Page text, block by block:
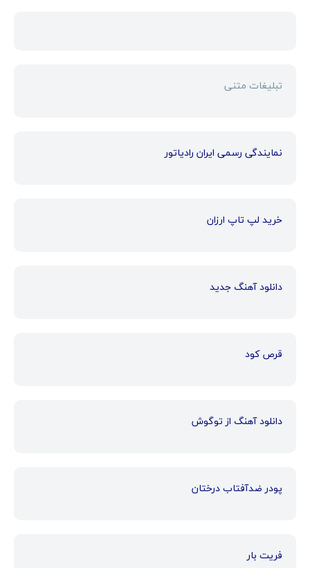
تبلیغات متنی
نمایندگی رسمی ایران رادیاتور
خرید لپ تاپ ارزان
دانلود آهنگ جدید
قرص کود
دانلود آهنگ از توگوش
پودر ضدآفتاب درختان
فریت بار